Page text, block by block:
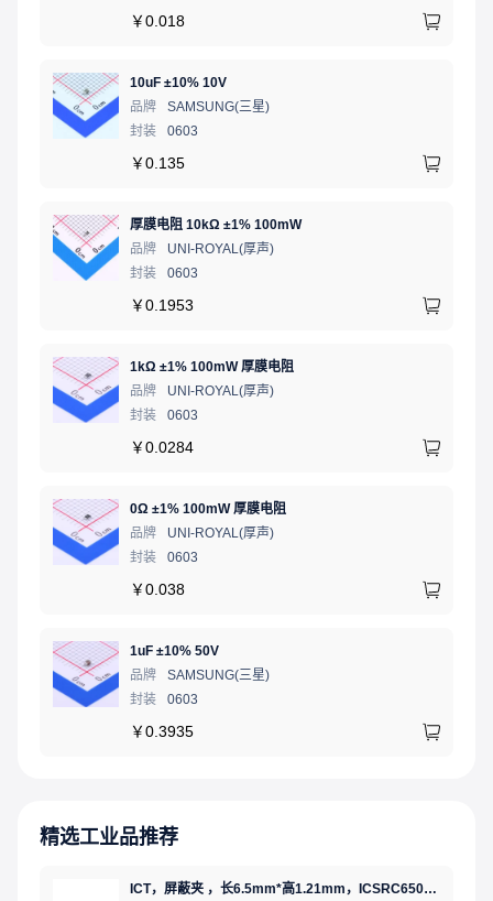
￥0.018
10uF ±10% 10V
品牌
SAMSUNG(三星)
封装
0603
￥0.135
厚膜电阻 10kΩ ±1% 100mW
品牌
UNI-ROYAL(厚声)
封装
0603
￥0.1953
1kΩ ±1% 100mW 厚膜电阻
品牌
UNI-ROYAL(厚声)
封装
0603
￥0.0284
0Ω ±1% 100mW 厚膜电阻
品牌
UNI-ROYAL(厚声)
封装
0603
￥0.038
1uF ±10% 50V
品牌
SAMSUNG(三星)
封装
0603
￥0.3935
精选工业品推荐
ICT，屏蔽夹 ，长6.5mm*高1.21mm，ICSRC6508SFR